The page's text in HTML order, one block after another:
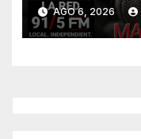
AGO 6, 2026